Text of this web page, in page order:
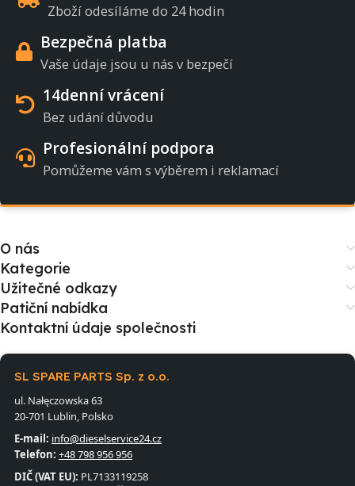
Zboží odesíláme do 24 hodin
Bezpečná platba
Vaše údaje jsou u nás v bezpečí
14denní vrácení
Bez udání důvodu
Profesionální podpora
Pomůžeme vám s výběrem i reklamací
O nás
Kategorie
Užitečné odkazy
Patiční nabídka
Kontaktní údaje společnosti
SL SPARE PARTS Sp. z o.o.
ul. Nałęczowska 63
20-701 Lublin, Polsko
E-mail: info@dieselservice24.cz
Telefon: +48 798 956 956
DIČ (VAT EU): PL7133119258